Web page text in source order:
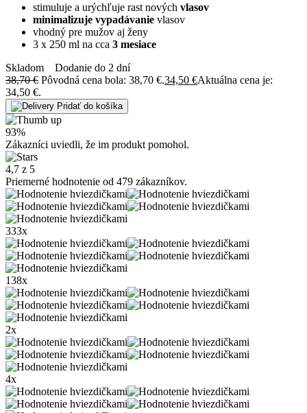
stimuluje a urýchľuje rast nových vlasov
minimalizuje vypadávanie vlasov
vhodný pre mužov aj ženy
3 x 250 ml na cca 3 mesiace
Skladom
Dodanie do 2 dní
38,70€ Pôvodná cena bola: 38,70 €.34,50 €Aktuálna cena je:
34,50 €.
Pridať do košíka
93%
Zákazníci uviedli, že im produkt pomohol.
4,7 z 5
Priemerné hodnotenie od 479 zákazníkov.
333x
138x
2x
4x